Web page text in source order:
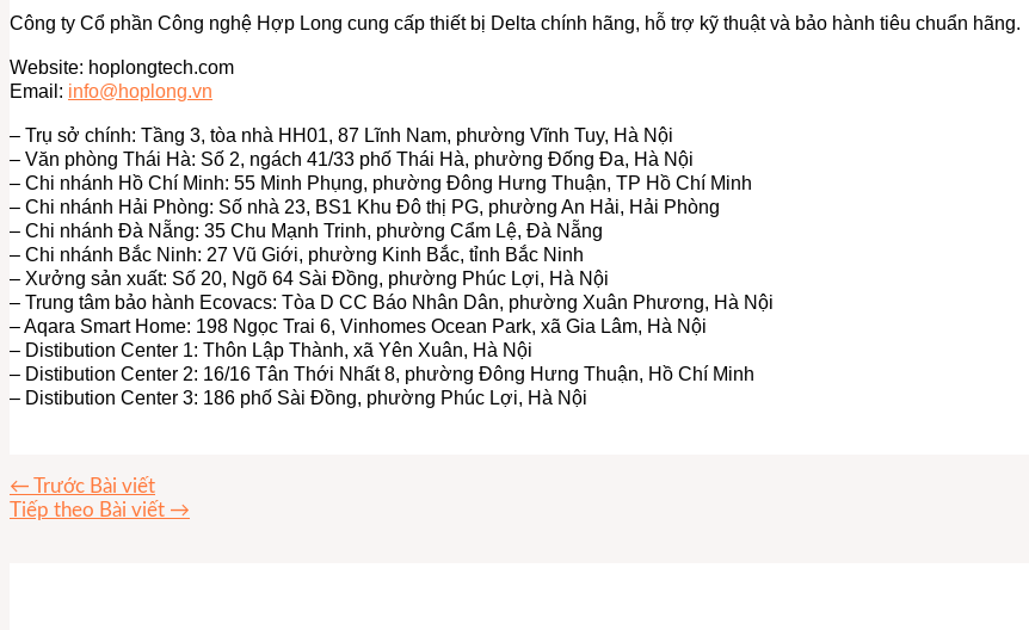
Công ty Cổ phần Công nghệ Hợp Long cung cấp thiết bị Delta chính hãng, hỗ trợ kỹ thuật và bảo hành tiêu chuẩn hãng.
Website: hoplongtech.com
Email: info@hoplong.vn
– Trụ sở chính: Tầng 3, tòa nhà HH01, 87 Lĩnh Nam, phường Vĩnh Tuy, Hà Nội
– Văn phòng Thái Hà: Số 2, ngách 41/33 phố Thái Hà, phường Đống Đa, Hà Nội
– Chi nhánh Hồ Chí Minh: 55 Minh Phụng, phường Đông Hưng Thuận, TP Hồ Chí Minh
– Chi nhánh Hải Phòng: Số nhà 23, BS1 Khu Đô thị PG, phường An Hải, Hải Phòng
– Chi nhánh Đà Nẵng: 35 Chu Mạnh Trinh, phường Cẩm Lệ, Đà Nẵng
– Chi nhánh Bắc Ninh: 27 Vũ Giới, phường Kinh Bắc, tỉnh Bắc Ninh
– Xưởng sản xuất: Số 20, Ngõ 64 Sài Đồng, phường Phúc Lợi, Hà Nội
– Trung tâm bảo hành Ecovacs: Tòa D CC Báo Nhân Dân, phường Xuân Phương, Hà Nội
– Aqara Smart Home: 198 Ngọc Trai 6, Vinhomes Ocean Park, xã Gia Lâm, Hà Nội
– Distibution Center 1: Thôn Lập Thành, xã Yên Xuân, Hà Nội
– Distibution Center 2: 16/16 Tân Thới Nhất 8, phường Đông Hưng Thuận, Hồ Chí Minh
– Distibution Center 3: 186 phố Sài Đồng, phường Phúc Lợi, Hà Nội
← Trước Bài viết
Tiếp theo Bài viết →